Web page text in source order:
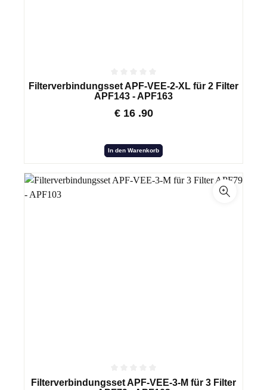
Filterverbindungsset APF-VEE-2-XL für 2 Filter
APF143 - APF163
€ 16 .90
In den Warenkorb
Filterverbindungsset APF-VEE-3-M für 3 Filter